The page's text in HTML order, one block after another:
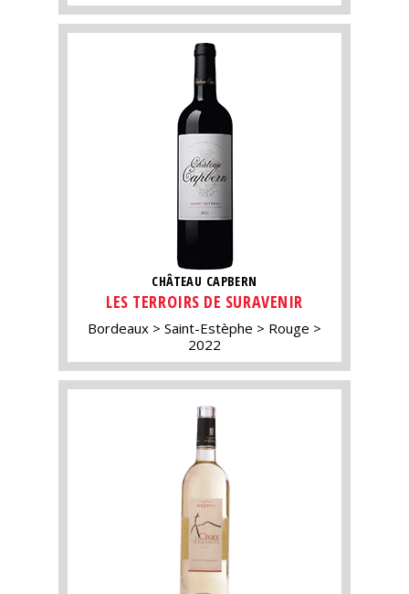
CHÂTEAU CAPBERN
LES TERROIRS DE SURAVENIR
Bordeaux Saint-Estèphe
Rouge
2022